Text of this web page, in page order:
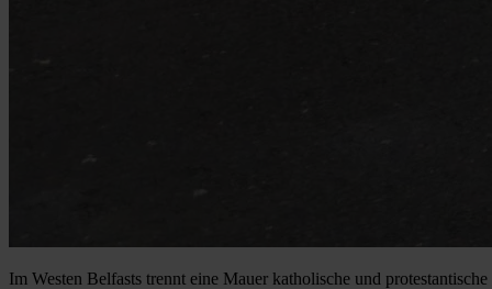
Im Westen Belfasts trennt eine Mauer katholische und